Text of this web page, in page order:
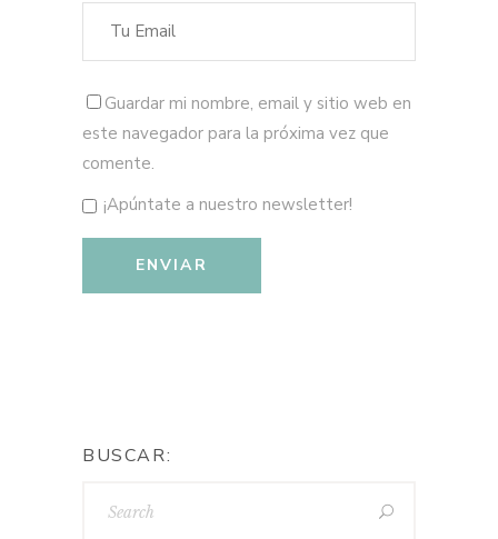
Guardar mi nombre, email y sitio web en
este navegador para la próxima vez que
comente.
¡Apúntate a nuestro newsletter!
BUSCAR: